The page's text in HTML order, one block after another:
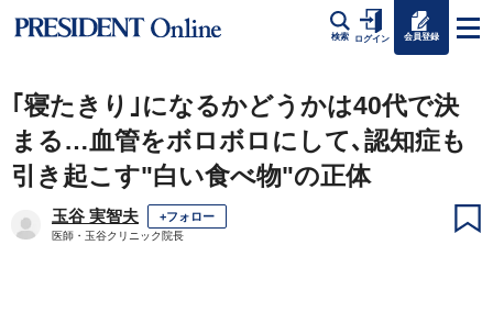
検索 ログイン 会員登録
｢寝たきり｣になるかどうかは40代で決
まる…血管をボロボロにして､認知症も
引き起こす"白い食べ物"の正体
玉谷 実智夫 +フォロー
医師・玉谷クリニック院長